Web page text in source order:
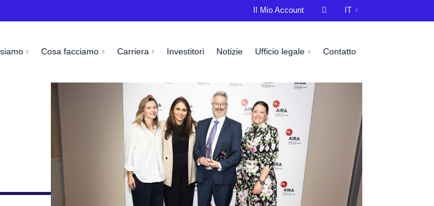
Cosa facciamo Carriera Investitori Notizie Ufficio legale Contatto
Il Mio Account  IT